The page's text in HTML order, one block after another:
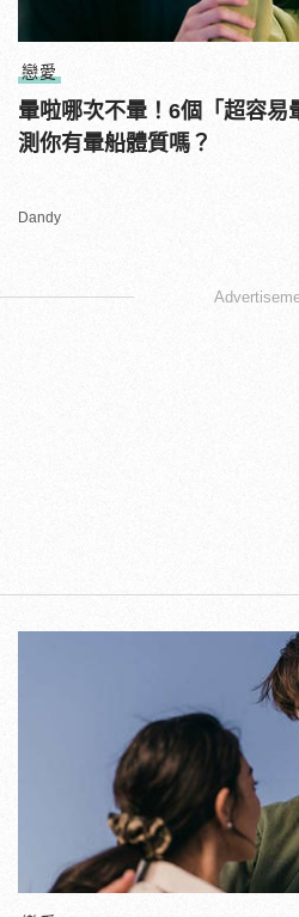
戀愛
暈啦哪次不暈！6個「超容易
測你有暈船體質嗎？
Dandy